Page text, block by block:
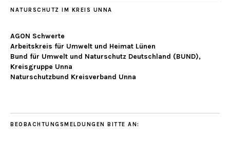
NATURSCHUTZ IM KREIS UNNA
AGON Schwerte
Arbeitskreis für Umwelt und Heimat Lünen
Bund für Umwelt und Naturschutz Deutschland (BUND),
Kreisgruppe Unna
Naturschutzbund Kreisverband Unna
BEOBACHTUNGSMELDUNGEN BITTE AN: